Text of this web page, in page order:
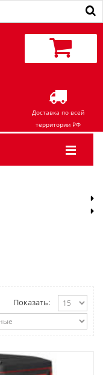
Доставка по всей
территории РФ
Показать: